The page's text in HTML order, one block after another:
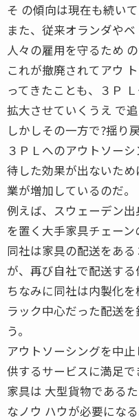
そ の傾向は現在も続いて
また、従来オランダや
人々の雇用を守るため
これが撤廃されてアウ
ってきたことも、３Ｐ
拡大させていくうえ で
しかしその一方で?揺り
３ＰＬへのアウトソー
待した効果が出ないた
業が増加しているのだ。
例えば、スウェーデン
を置く大手家具チェーン
同社は家具の配送をあ
が、再び自社で配送する
ちなみに同社は内製化
ラック中心だった配送
う。
アウトソーシングを中
供するサービスに満足で
家具は 大型貨物である
なノウ ハウが必要になる